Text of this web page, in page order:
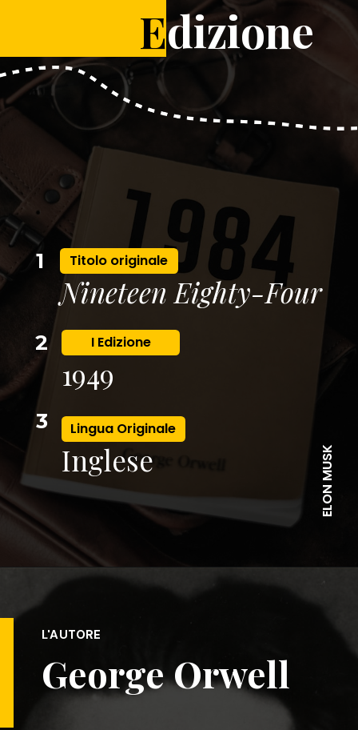
Edizione
Titolo originale
I Edizione
Lingua Originale
1
2
3
Nineteen Eighty-Four
1949
Inglese ELON MUSK
L'AUTORE
George Orwell